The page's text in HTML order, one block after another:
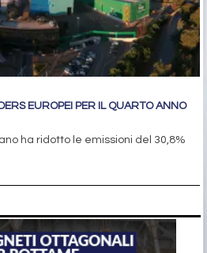
EUROPEI PER IL QUARTO ANNO
ha ridotto le emissioni del 30,8%